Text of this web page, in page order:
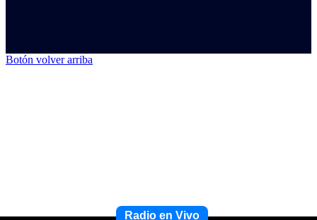
Radio en Vivo
Botón volver arriba